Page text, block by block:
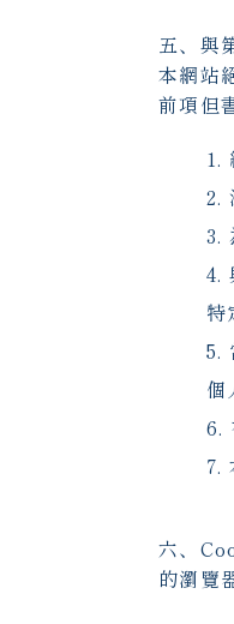
五、與
本網站
前項但
特
個
六、
的瀏覽